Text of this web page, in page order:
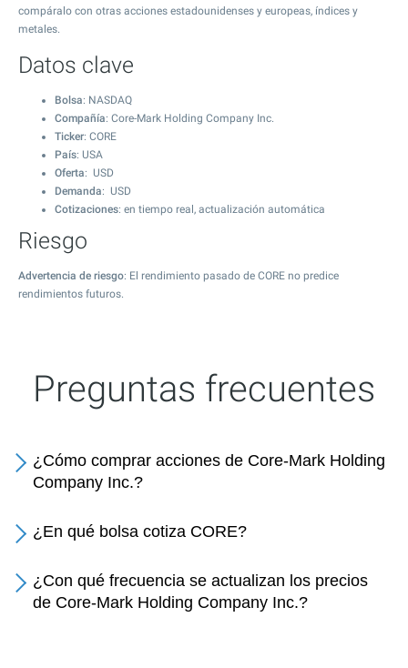
compáralo con otras acciones estadounidenses y europeas, índices y
metales.
Datos clave
Bolsa: NASDAQ
Compañía: Core-Mark Holding Company Inc.
Ticker: CORE
País: USA
Oferta: USD
Demanda: USD
Cotizaciones: en tiempo real, actualización automática
Riesgo
Advertencia de riesgo: El rendimiento pasado de CORE no predice
rendimientos futuros.
Preguntas frecuentes
¿Cómo comprar acciones de Core-Mark Holding
Company Inc.?
¿En qué bolsa cotiza CORE?
¿Con qué frecuencia se actualizan los precios
de Core-Mark Holding Company Inc.?